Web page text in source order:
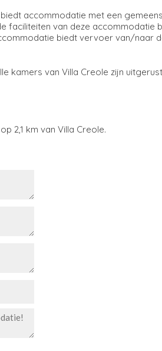
accommodatie met een
faciliteiten van deze accommodatie
biedt vervoer van/naar
kamers van Villa Creole zijn
2,1 km van Villa Creole.